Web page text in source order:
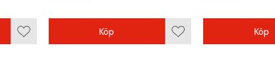
Lägg till i favoriter Lägg till i favoriter
Köp Köp